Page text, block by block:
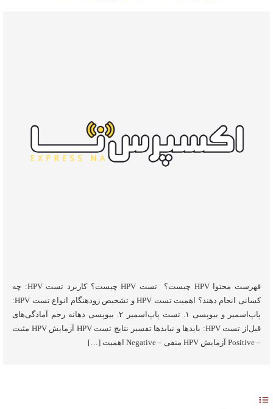
فهرست محتوا HPV چیست؟ تست HPV چیست؟ کاربرد تست HPV: چه
کسانی انجام دهند؟ اهمیت تست HPV و تشخیص زودهنگام انواع تست HPV:
پاپ‌اسمیر و بیوپسی ۱. تست پاپ‌اسمیر ۲. بیوپسی دهانه رحم آمادگی‌های
قبل‌از تست HPV: بایدها و نبایدها تفسیر نتایج تست HPV آزمایش HPV مثبت
– Positive آزمایش HPV منفی – Negative اهمیت […]